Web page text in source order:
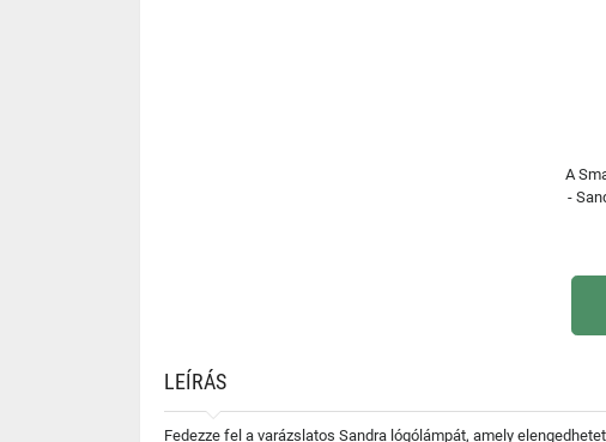
A
-
LEÍRÁS
Fedezze fel a varázslatos Sandra lógólámpát, amely